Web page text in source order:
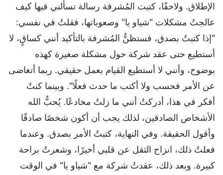
الإطلاق. ولاحقًا، كتبت المُشرفة رسالة تسألني فيها كيف
عالجتُ مشكلات "شياو يا" وصعوباتها، فقلتُ في نفسي:
"إذا كتبتُ بصدق، فستظنُّ المُشرفة بالتأكيد أنني كساقٍ، لا
أستطيع حتى عقد شركة حول مشكلة صغيرة كهذه
بوضوح، وأنني لا أستطيع القيام بعمل حقيقي. ربما أتغاضى
عن الأمر فحسب ولا أكتب ما حدث فعلًا". وبينما كنتُ
أفكر في هذا، أدركتُ أنني ما زلتُ مخادعًا. يُحبُّ الله
الأشخاص الصادقين، لذلك يجب أن أكون شخصًا صادقًا
وأقول الحقيقة. وفي النهاية، كتبتُ الأمر بصدق. وعندما
فعلتُ ذلك، انزاح الثقل عن قلبي أخيرًا، وشعرتُ براحة
كبيرة. وبعد ذلك، عقدتُ شركة مع "شياو يا" في الوقت